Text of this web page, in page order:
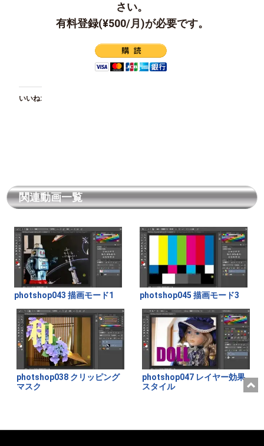
さい。
有料登録(¥500/月)が必要です。
いいね:
関連動画一覧
photshop043 描画モード1 photshop045 描画モード3
photshop038 クリッピング
マスク
photshop047 レイヤー効果
スタイル